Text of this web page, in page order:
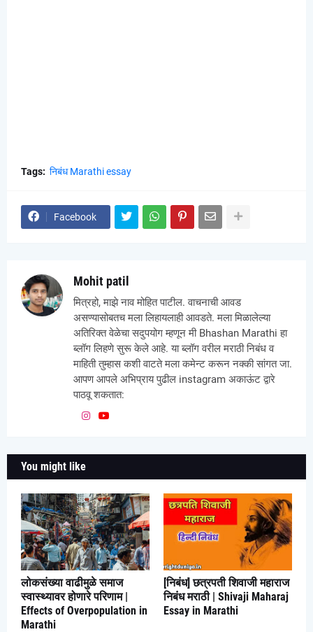
Tags: निबंध Marathi essay
Facebook
Mohit patil
मित्रहो, माझे नाव मोहित पाटील. वाचनाची आवड
असण्यासोबतच मला लिहायलाही आवडते. मला मिळालेल्या
अतिरिक्त वेळेचा सदुपयोग म्हणून मी Bhashan Marathi हा
ब्लॉग लिहणे सुरू केले आहे. या ब्लॉग वरील मराठी निबंध व
माहिती तुम्हास कशी वाटते मला कमेन्ट करून नक्की सांगत जा.
आपण आपले अभिप्राय पुढील instagram अकाऊंट द्वारे
पाठवू शकतात:
You might like
लोकसंख्या वाढीमुळे समाज
स्वास्थ्यावर होणारे परिणाम |
Effects of Overpopulation in
Marathi
[निबंध] छत्रपती शिवाजी महाराज
निबंध मराठी | Shivaji Maharaj
Essay in Marathi